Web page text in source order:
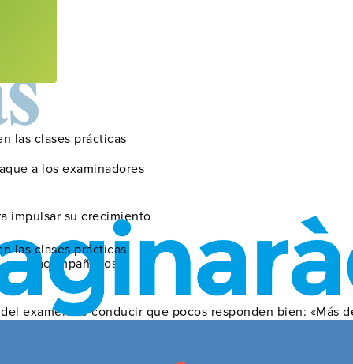
a los examinadores
impulsar su crecimiento
pero acompañados
examen de conducir que pocos responden bien: «Más
las clases prácticas
las clases prácticas